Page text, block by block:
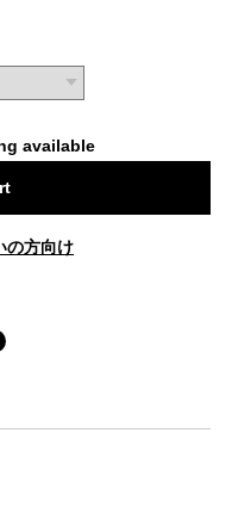
available
の方向け